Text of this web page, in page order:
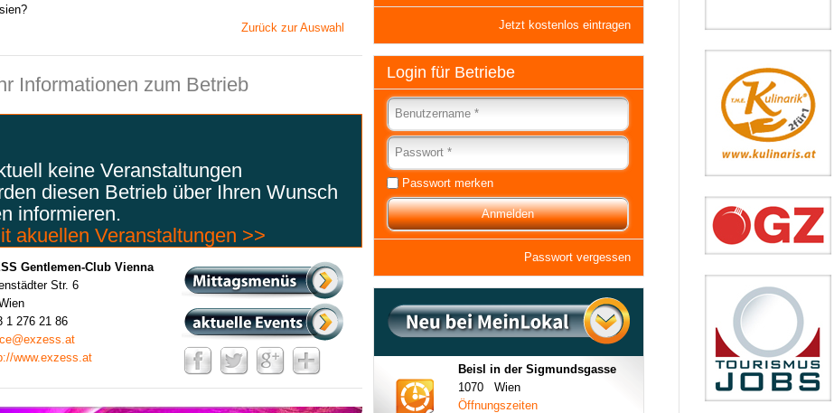
Zurück zur Auswahl
Informationen zum Betrieb
keine Veranstaltungen
diesen Betrieb über Ihren Wunsch
informieren.
akuellen Veranstaltungen >>
Gentlemen-Club Vienna
Str. 6
1 276 21 86
www.exzess.at
Jetzt kostenlos eintragen
Login für Betriebe
Passwort merken
Passwort vergessen
Beisl in der Sigmundsgasse
1070 Wien
Öffnungszeiten